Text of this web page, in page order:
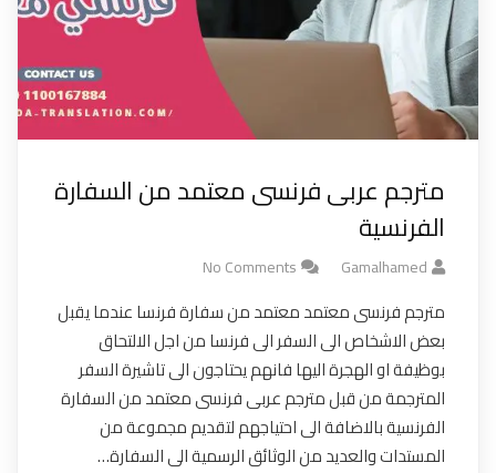
مترجم عربى فرنسى معتمد من السفارة
الفرنسية
Gamalhamed
No Comments
مترجم فرنسى معتمد معتمد من سفارة فرنسا عندما يقبل
بعض الاشخاص الى السفر الى فرنسا من اجل الالتحاق
بوظيفة او الهجرة اليها فانهم يحتاجون الى تاشيرة السفر
المترجمة من قبل مترجم عربى فرنسى معتمد من السفارة
الفرنسية بالاضافة الى احتياجهم لتقديم مجموعة من
المستدات والعديد من الوثائق الرسمية الى السفارة…